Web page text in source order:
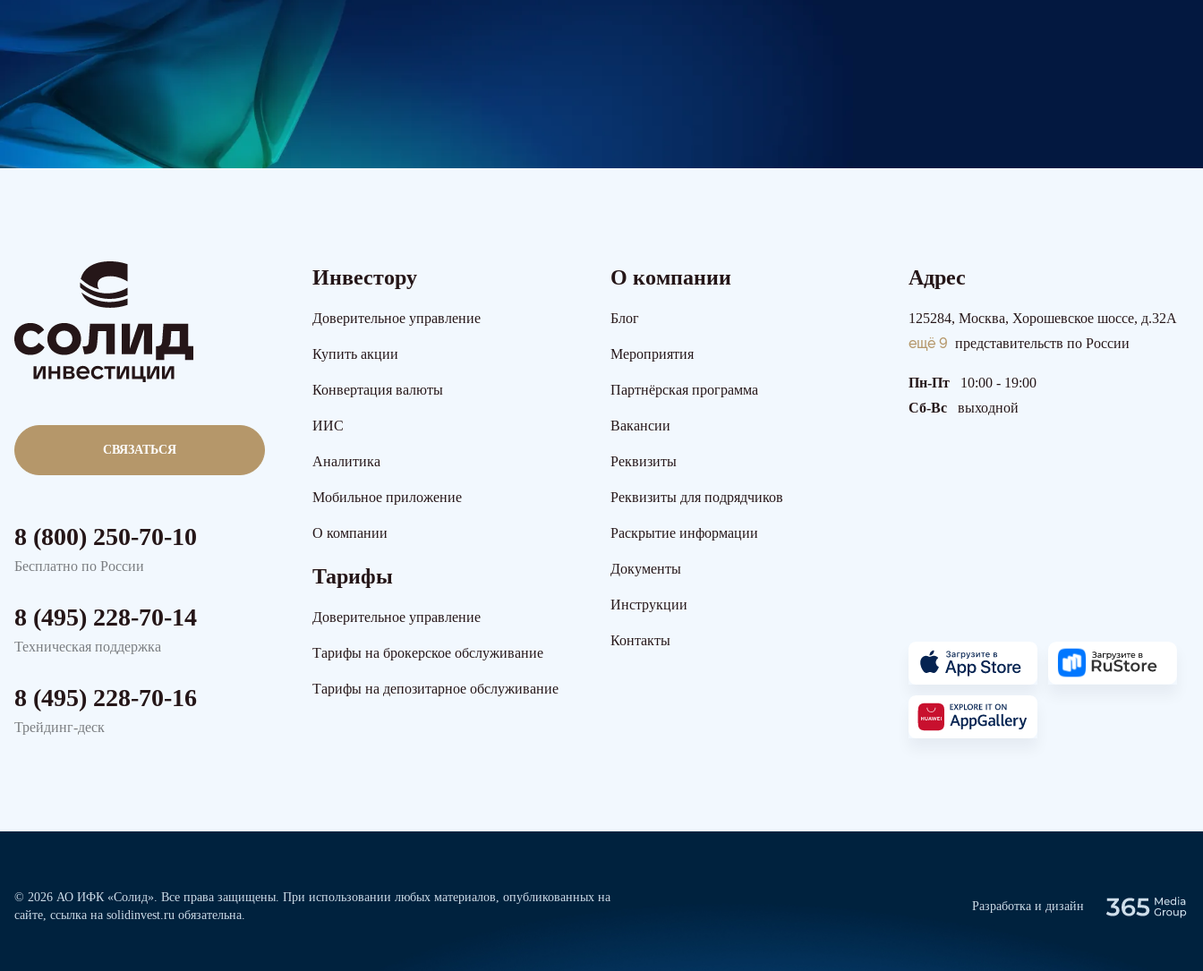
СВЯЗАТЬСЯ
8 (800) 250-70-10
Бесплатно по России
8 (495) 228-70-14
Техническая поддержка
8 (495) 228-70-16
Трейдинг-деск
Инвестору
Доверительное управление
Купить акции
Конвертация валюты
ИИС
Аналитика
Мобильное приложение
О компании
Тарифы
Доверительное управление
Тарифы на брокерское обслуживание
Тарифы на депозитарное обслуживание
О компании
Блог
Мероприятия
Партнёрская программа
Вакансии
Реквизиты
Реквизиты для подрядчиков
Раскрытие информации
Документы
Инструкции
Контакты
Адрес
125284, Москва, Хорошевское шоссе, д.32А
ещё 9 представительств по России
Пн-Пт
10:00 - 19:00
Сб-Вс
выходной
© 2026 АО ИФК «Солид». Все права защищены. При использовании любых материалов, опубликованных на
сайте, ссылка на solidinvest.ru обязательна.
Разработка и дизайн